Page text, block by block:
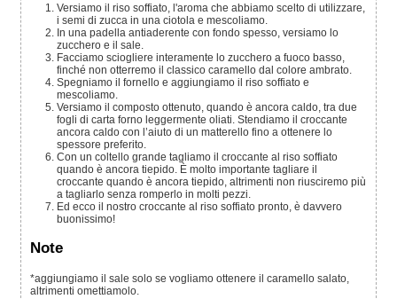
Versiamo il riso soffiato, l'aroma che abbiamo scelto di utilizzare,
i semi di zucca in una ciotola e mescoliamo.
In una padella antiaderente con fondo spesso, versiamo lo
zucchero e il sale.
Facciamo sciogliere interamente lo zucchero a fuoco basso,
finché non otterremo il classico caramello dal colore ambrato.
Spegniamo il fornello e aggiungiamo il riso soffiato e
mescoliamo.
Versiamo il composto ottenuto, quando è ancora caldo, tra due
fogli di carta forno leggermente oliati. Stendiamo il croccante
ancora caldo con l’aiuto di un matterello fino a ottenere lo
spessore preferito.
Con un coltello grande tagliamo il croccante al riso soffiato
quando è ancora tiepido. È molto importante tagliare il
croccante quando è ancora tiepido, altrimenti non riusciremo più
a tagliarlo senza romperlo in molti pezzi.
Ed ecco il nostro croccante al riso soffiato pronto, è davvero
buonissimo!
Note
*aggiungiamo il sale solo se vogliamo ottenere il caramello salato,
altrimenti omettiamolo.